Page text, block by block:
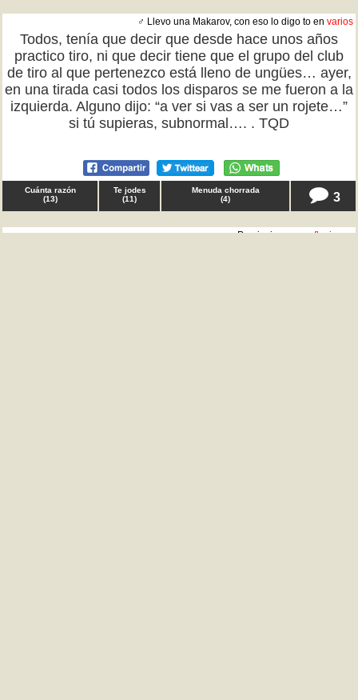
♂ Llevo una Makarov, con eso lo digo to en varios
Todos, tenía que decir que desde hace unos años
practico tiro, ni que decir tiene que el grupo del club
de tiro al que pertenezco está lleno de ungües… ayer,
en una tirada casi todos los disparos se me fueron a la
izquierda. Alguno dijo: “a ver si vas a ser un rojete…”
si tú supieras, subnormal…. . TQD
Cuánta razón
(13)
Te jodes
(11)
Menuda chorrada
(4) 3
♂ Provinciano enreflexiones